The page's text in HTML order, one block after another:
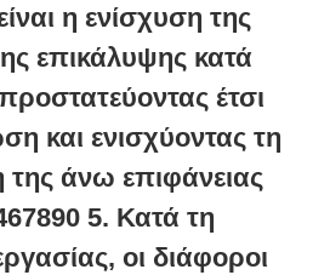
η ενίσχυση της
επικάλυψης κατά
έτσι
και ενισχύοντας τη
της άνω επιφάνειας
5. Κατά τη
οι διάφοροι